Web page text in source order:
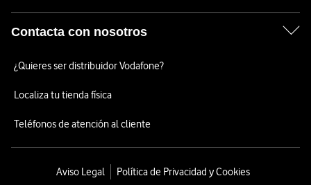
Contacta con nosotros
¿Quieres ser distribuidor Vodafone?
Localiza tu tienda física
Teléfonos de atención al cliente
Aviso Legal
Política de Privacidad y Cookies